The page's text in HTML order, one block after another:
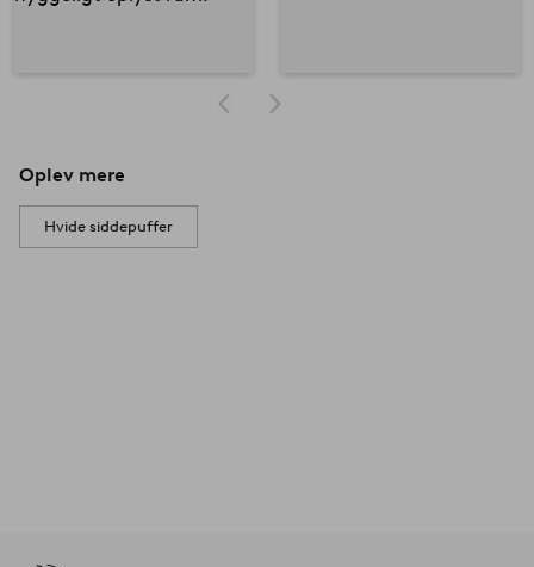
Oplev mere
Hvide siddepuffer